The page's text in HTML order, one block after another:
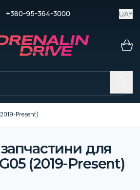
+380-95-364-3000 UA
Present)
для
(2019-Present)